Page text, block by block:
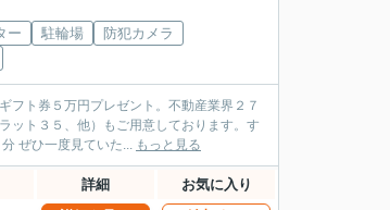
ー 駐輪場
防犯カメラ
ト券５万円プレゼント。不動産業界２７
ット３５、他）もご用意しております。す
ぐにご案内出来ます。お気軽にお問合せください。 オリンピアホーム 江東区 大島３丁目 西大島駅１分 ぜひ一度見ていた... もっと見る
詳細 お気に入り